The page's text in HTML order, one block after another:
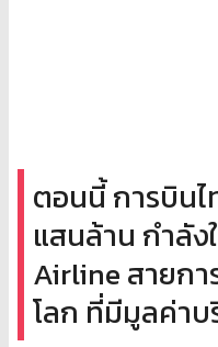
ตอนนี้ การบิน
แสนล้าน กำลั
Airline สายก
โลก ที่มีมูลค่า